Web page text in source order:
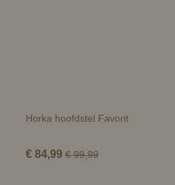
Horka hoofdstel Favorit
€ 84,99 € 99,99